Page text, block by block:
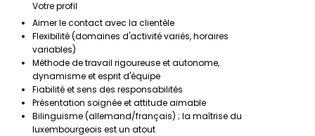
Votre profil
Aimer le contact avec la clientèle
Flexibilité (domaines d'activité variés, horaires
variables)
Méthode de travail rigoureuse et autonome,
dynamisme et esprit d'équipe
Fiabilité et sens des responsabilités
Présentation soignée et attitude aimable
Bilinguisme (allemand/français) ; la maîtrise du
luxembourgeois est un atout